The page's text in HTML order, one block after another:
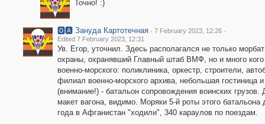
Точно! :)
🅾🅰 Зануда Картотечная · 7 February 2023, 12:26 ·
Edited 7 February 2023, 12:31
Ув. Егор, уточнил. Здесь располагался не только
охраны, охранявший Главный штаб ВМФ, но и много
военно-морского: поликлиника, оркестр, строители,
филиал военно-морского архива, небольшая гостиница и
(внимание!) - батальон сопровождения воинских грузов.
макет вагона, видимо. Моряки 5-й роты этого батальона
года в Афганистан "ходили", 340 караулов по поездам.